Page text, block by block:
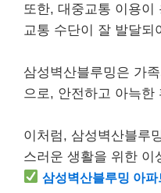
또한, 대중교통 이용이
교통 수단이 잘 발달되
삼성벽산블루밍은 가
으로, 안전하고 아늑한
이처럼, 삼성벽산블루
스러운 생활을 위한 이
삼성벽산블루밍 아